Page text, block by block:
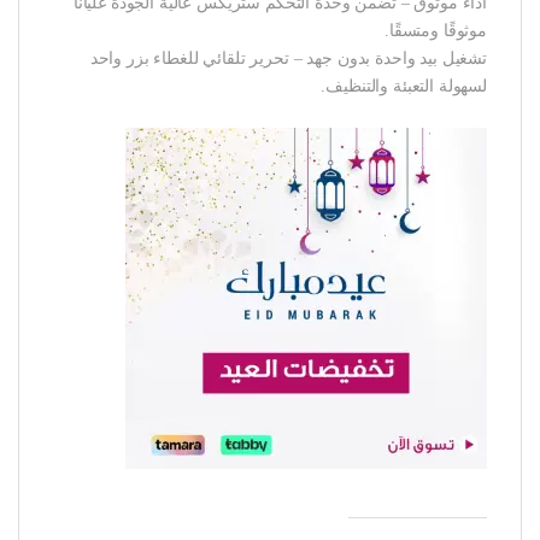
موثوقًا ومتسقًا.
تشغيل بيد واحدة بدون جهد – تحرير تلقائي للغطاء بزر واحد
لسهولة التعبئة والتنظيف.